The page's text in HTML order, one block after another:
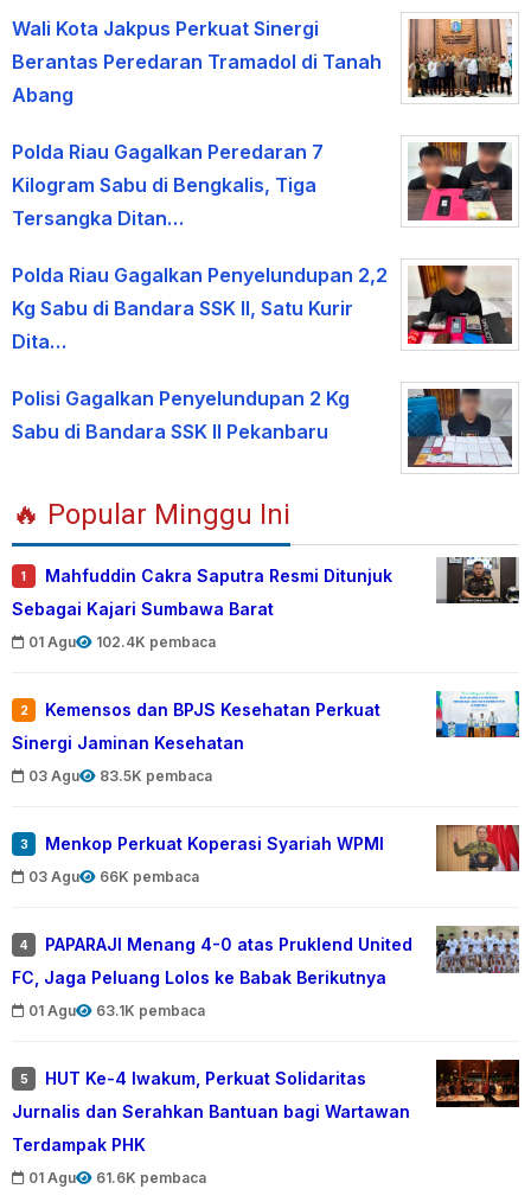
Wali Kota Jakpus Perkuat Sinergi
Berantas Peredaran Tramadol di Tanah
Abang
Polda Riau Gagalkan Peredaran 7
Kilogram Sabu di Bengkalis, Tiga
Tersangka Ditan…
Polda Riau Gagalkan Penyelundupan 2,2
Kg Sabu di Bandara SSK II, Satu Kurir
Dita…
Polisi Gagalkan Penyelundupan 2 Kg
Sabu di Bandara SSK II Pekanbaru
🔥 Popular Minggu Ini
1
Mahfuddin Cakra Saputra Resmi Ditunjuk
Sebagai Kajari Sumbawa Barat
01 Agu 102.4K pembaca
2
Kemensos dan BPJS Kesehatan Perkuat
Sinergi Jaminan Kesehatan
03 Agu 83.5K pembaca
3 Menkop Perkuat Koperasi Syariah WPMI
03 Agu 66K pembaca
4
PAPARAJI Menang 4-0 atas Pruklend United
FC, Jaga Peluang Lolos ke Babak Berikutnya
01 Agu 63.1K pembaca
5
HUT Ke-4 Iwakum, Perkuat Solidaritas
Jurnalis dan Serahkan Bantuan bagi Wartawan
Terdampak PHK
01 Agu 61.6K pembaca